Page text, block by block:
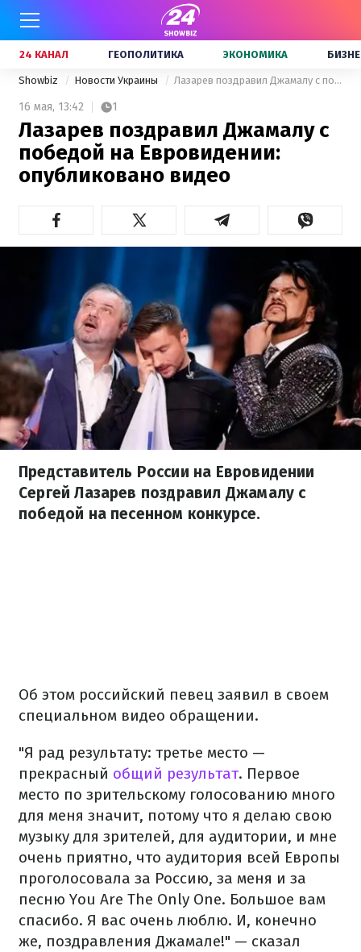
24 КАНАЛ ГЕОПОЛИТИКА ЭКОНОМИКА
Showbiz Новости Украины Лазарев поздравил Джамалу с победой на Евровидении: опубликовано видео
16 мая, 13:42 1
Лазарев поздравил Джамалу с
победой на Евровидении:
опубликовано видео
Представитель России на Евровидении
Сергей Лазарев поздравил Джамалу с
победой на песенном конкурсе.
Об этом российский певец заявил в своем
специальном видео обращении.
"Я рад результату: третье место —
прекрасный общий результат. Первое
место по зрительскому голосованию много
для меня значит, потому что я делаю свою
музыку для зрителей, для аудитории, и мне
очень приятно, что аудитория всей Европы
проголосовала за Россию, за меня и за
песню You Are The Only One. Большое вам
спасибо. Я вас очень люблю. И, конечно
же, поздравления Джамале!" — сказал